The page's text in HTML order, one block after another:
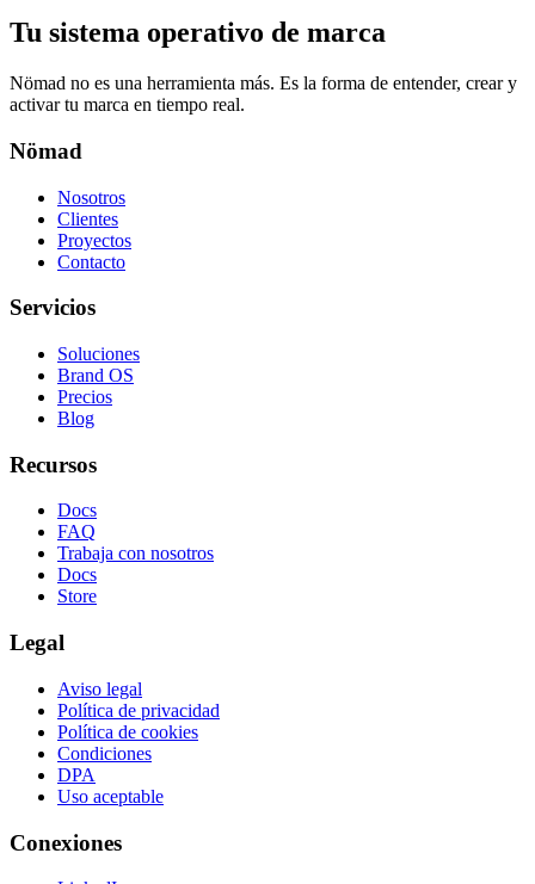
Tu sistema operativo de marca
Nömad no es una herramienta más. Es la forma de entender, crear y
activar tu marca en tiempo real.
Nömad
Nosotros
Clientes
Proyectos
Contacto
Servicios
Soluciones
Brand OS
Precios
Blog
Recursos
Docs
FAQ
Trabaja con nosotros
Docs
Store
Legal
Aviso legal
Política de privacidad
Política de cookies
Condiciones
DPA
Uso aceptable
Conexiones